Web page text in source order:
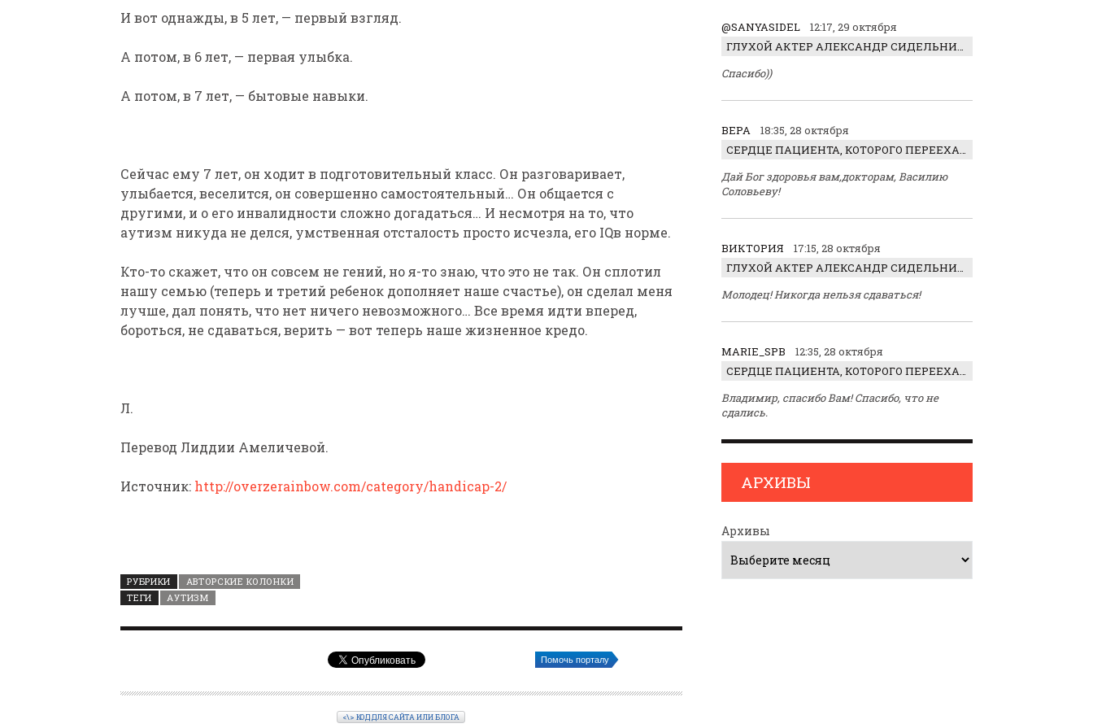
И вот однажды, в 5 лет, — первый взгляд.
А потом, в 6 лет, — первая улыбка.
А потом, в 7 лет, — бытовые навыки.
Сейчас ему 7 лет, он ходит в подготовительный класс. Он разговаривает,
улыбается, веселится, он совершенно самостоятельный… Он общается с
другими, и о его инвалидности сложно догадаться… И несмотря на то, что
аутизм никуда не делся, умственная отсталость просто исчезла, его IQв норме.
Кто-то скажет, что он совсем не гений, но я-то знаю, что это не так. Он сплотил
нашу семью (теперь и третий ребенок дополняет наше счастье), он сделал меня
лучше, дал понять, что нет ничего невозможного… Все время идти вперед,
бороться, не сдаваться, верить — вот теперь наше жизненное кредо.
Л.
Перевод Лиддии Амеличевой.
Источник: http://overzerainbow.com/category/handicap-2/
РУБРИКИ
АВТОРСКИЕ КОЛОНКИ
ТЕГИ
АУТИЗМ
Помочь порталу
<\> КОД ДЛЯ САЙТА ИЛИ БЛОГА
@SANYASIDEL
12:17, 29 октября
ГЛУХОЙ АКТЕР АЛЕКСАНДР СИДЕЛЬНИКОВ: «С НАСЛАЖДЕНИЕМ ИГРАЛ ОТРИЦАТЕЛЬНОГО ГЕРОЯ!»
Спасибо))
ВЕРА
18:35, 28 октября
СЕРДЦЕ ПАЦИЕНТА, КОТОРОГО ПЕРЕЕХАЛ ТРАКТОР, ОБНАРУЖИЛИ… В ЖИВОТЕ
Дай Бог здоровья вам,докторам, Василию
Соловьеву!
ВИКТОРИЯ
17:15, 28 октября
ГЛУХОЙ АКТЕР АЛЕКСАНДР СИДЕЛЬНИКОВ: «С НАСЛАЖДЕНИЕМ ИГРАЛ ОТРИЦАТЕЛЬНОГО ГЕРОЯ!»
Молодец! Никогда нельзя сдаваться!
MARIE_SPB
12:35, 28 октября
СЕРДЦЕ ПАЦИЕНТА, КОТОРОГО ПЕРЕЕХАЛ ТРАКТОР, ОБНАРУЖИЛИ… В ЖИВОТЕ
Владимир, спасибо Вам! Спасибо, что не
сдались.
АРХИВЫ
Архивы